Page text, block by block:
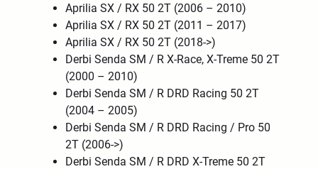
Aprilia SX / RX 50 2T (2006 – 2010)
Aprilia SX / RX 50 2T (2011 – 2017)
Aprilia SX / RX 50 2T (2018->)
Derbi Senda SM / R X-Race, X-Treme 50 2T
(2000 – 2010)
Derbi Senda SM / R DRD Racing 50 2T
(2004 – 2005)
Derbi Senda SM / R DRD Racing / Pro 50
2T (2006->)
Derbi Senda SM / R DRD X-Treme 50 2T